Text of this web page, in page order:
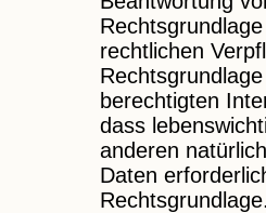
rechtlichen
berechtigten
dass
anderen
Daten